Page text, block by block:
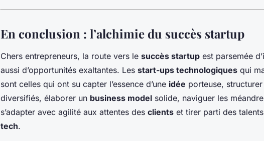
En conclusion : l’alchimie du succès startup
Chers entrepreneurs, la route vers le succès startup est parsemée
aussi d’opportunités exaltantes. Les start-ups technologiques qui
sont celles qui ont su capter l’essence d’une idée porteuse,
diversifiés, élaborer un business model solide, naviguer les
s’adapter avec agilité aux attentes des clients et tirer parti des
tech.